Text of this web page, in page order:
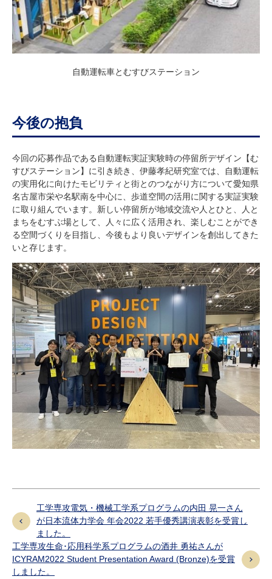
自動運転車とむすびステーション
今後の抱負
今回の応募作品である自動運転実証実験時の停留所デザイン【む
すびステーション】に引き続き、伊藤孝紀研究室では、自動運転
の実用化に向けたモビリティと街とのつながり方について愛知県
名古屋市栄や名駅南を中心に、歩道空間の活用に関する実証実験
に取り組んでいます。新しい停留所が地域交流や人とひと、人と
まちをむすぶ場として、人々に広く活用され、楽しむことができ
る空間づくりを目指し、今後もより良いデザインを創出してきた
いと存じます。
工学専攻電気・機械工学系プログラムの内田 晃一さん
が日本流体力学会 年会2022 若手優秀講演表彰を受賞し
ました。
工学専攻生命･応用科学系プログラムの酒井 勇祐さんが
ICYRAM2022 Student Presentation Award (Bronze)を受賞
しました。